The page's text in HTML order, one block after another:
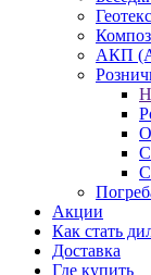
АКП
Акции
Как стать
Доставка
Где купить